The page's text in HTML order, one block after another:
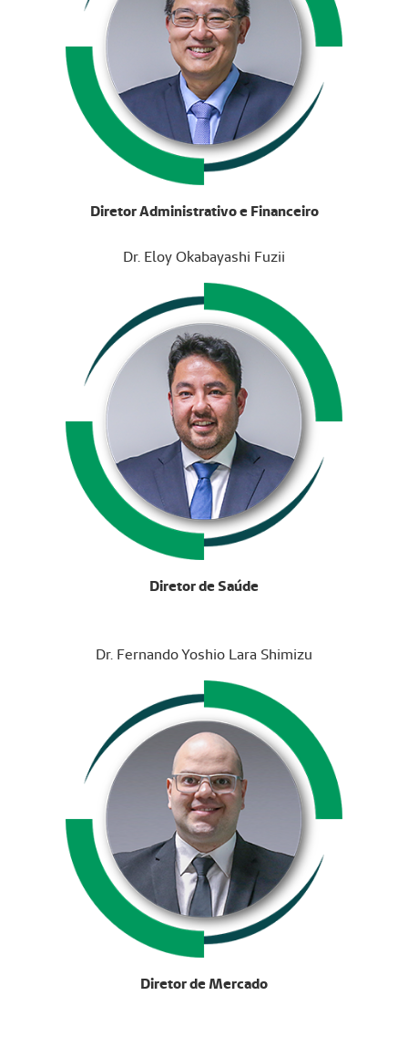
Diretor Administrativo e Financeiro
Dr. Eloy Okabayashi Fuzii
Diretor de Saúde
Dr. Fernando Yoshio Lara Shimizu
Diretor de Mercado